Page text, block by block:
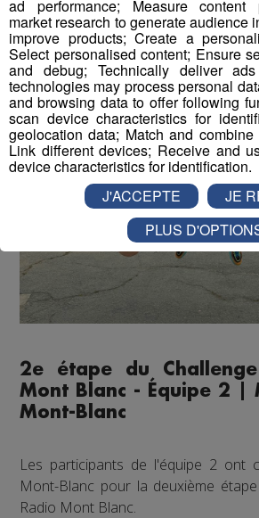
2e étape du
Mont Blanc - Équipe 2 |
Mont-Blanc
Les participants de l'équipe 2 ont
Mont-Blanc pour la deuxième
Radio Mont Blanc.
ad performance; Measure content
market research to generate audience
improve products; Create a
Select personalised content; Ensure
and debug; Technically deliver
technologies may process personal
and browsing data to offer following
scan device characteristics for
geolocation data; Match and
Link different devices; Receive and
device characteristics for identification.
J'ACCEPTE
JE
PLUS